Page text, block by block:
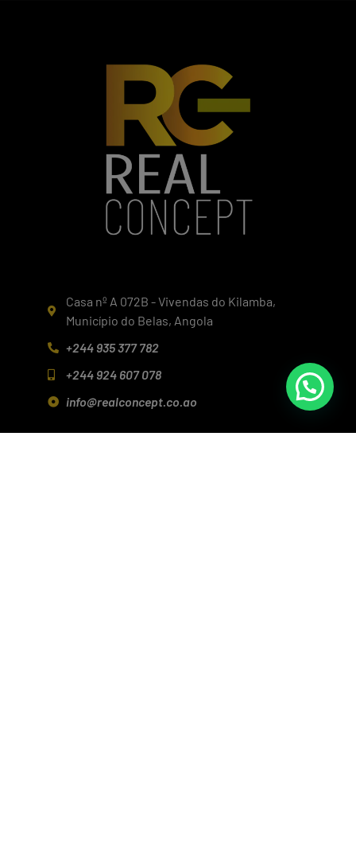
Casa nº A 072B - Vivendas do Kilamba,
Município do Belas, Angola
+244 935 377 782
+244 924 607 078
info@realconcept.co.ao